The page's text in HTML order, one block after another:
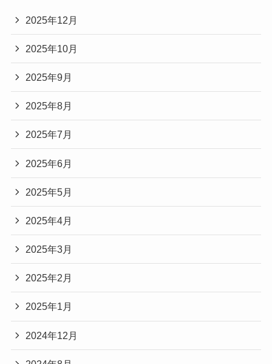
2025年12月
2025年10月
2025年9月
2025年8月
2025年7月
2025年6月
2025年5月
2025年4月
2025年3月
2025年2月
2025年1月
2024年12月